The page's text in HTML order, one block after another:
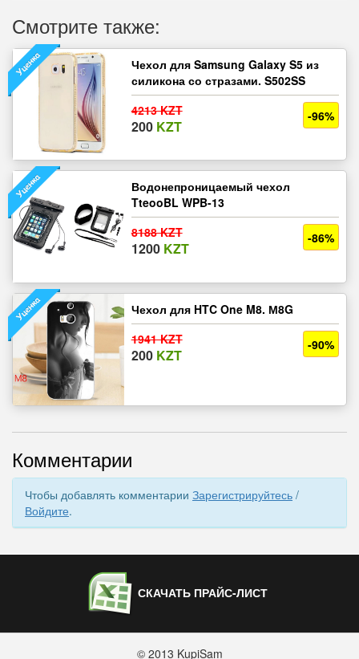
Смотрите также:
Чехол для Samsung Galaxy S5 из
силикона со стразами. S502SS
4213 KZT
200 KZT
-96%
Водонепроницаемый чехол
TteooBL WPB-13
8188 KZT
1200 KZT
-86%
Чехол для HTC One M8. М8G
1941 KZT
200 KZT
-90%
Комментарии
Чтобы добавлять комментарии Зарегистрируйтесь /
Войдите.
СКАЧАТЬ ПРАЙС-ЛИСТ
© 2013 KupiSam